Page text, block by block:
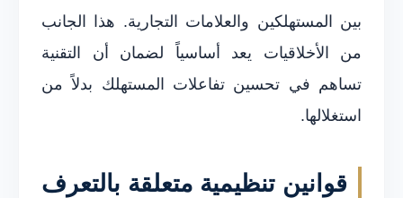
بين المستهلكين والعلامات التجارية. هذا الجانب
من الأخلاقيات يعد أساسياً لضمان أن التقنية
تساهم في تحسين تفاعلات المستهلك بدلاً من
استغلالها.
قوانين تنظيمية متعلقة بالتعرف